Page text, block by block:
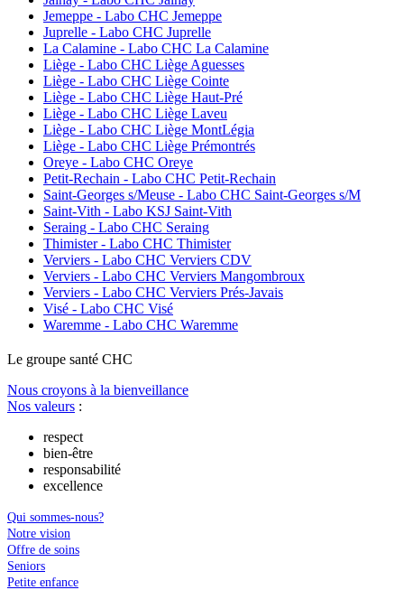
Jemeppe - Labo CHC Jemeppe
Juprelle - Labo CHC Juprelle
La Calamine - Labo CHC La Calamine
Liège - Labo CHC Liège Aguesses
Liège - Labo CHC Liège Cointe
Liège - Labo CHC Liège Haut-Pré
Liège - Labo CHC Liège Laveu
Liège - Labo CHC Liège MontLégia
Liège - Labo CHC Liège Prémontrés
Oreye - Labo CHC Oreye
Petit-Rechain - Labo CHC Petit-Rechain
Saint-Georges s/Meuse - Labo CHC Saint-Georges s/M
Saint-Vith - Labo KSJ Saint-Vith
Seraing - Labo CHC Seraing
Thimister - Labo CHC Thimister
Verviers - Labo CHC Verviers CDV
Verviers - Labo CHC Verviers Mangombroux
Verviers - Labo CHC Verviers Prés-Javais
Visé - Labo CHC Visé
Waremme - Labo CHC Waremme
Le groupe santé CHC
Nous croyons à la bienveillance
Nos valeurs :
respect
bien-être
responsabilité
excellence
Qui sommes-nous?
Notre vision
Offre de soins
Seniors
Petite enfance